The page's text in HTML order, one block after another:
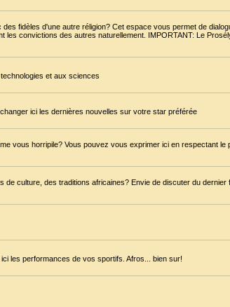
fidèles d'une autre réligion? Cet espace vous permet de
les convictions des autres naturellement. IMPORTANT: Le
et aux sciences
ici les dernières nouvelles sur votre star préférée
vous horripile? Vous pouvez vous exprimer ici en respectant le
culture, des traditions africaines? Envie de discuter du dernier
les performances de vos sportifs. Afros... bien sur!